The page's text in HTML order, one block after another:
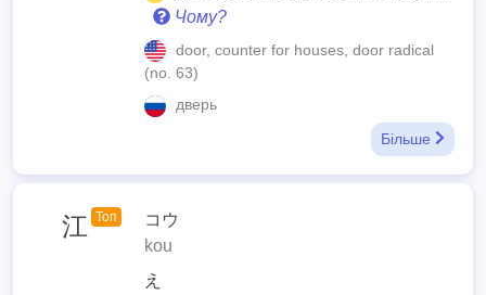
Чому?
door, counter for houses, door radical
(no. 63)
дверь
Більше
江 Топ
コウ
kou
え